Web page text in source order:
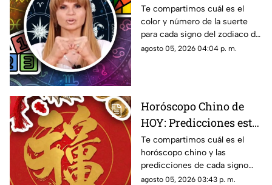
HOY, 5 de agosto de
2026? Predicciones de
Mhoni Vidente para
cada signo este
Te compartimos cuál es el
color y número de la suerte
para cada signo del zodiaco de
acuerdo al horóscopo de
agosto 05, 2026 04:04 p. m.
Horóscopo Chino de
HOY: Predicciones este
5 de agosto de 2026
para cada signo del
zodiaco
Te compartimos cuál es el
horóscopo chino y las
predicciones de cada signo
para el día de hoy, miércoles 5
agosto 05, 2026 03:43 p. m.